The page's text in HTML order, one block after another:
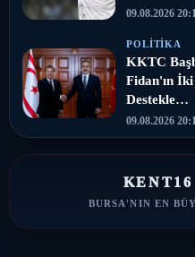
09.08.2026
POLITIKA
KKTC
Fidan'ın
Destekle…
09.08.2026
BURSA'NIN EN